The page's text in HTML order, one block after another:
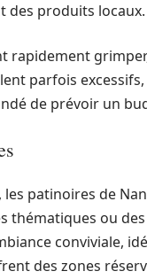
des produits locaux.
rapidement
parfois
de prévoir un
patinoires de
thématiques ou
conviviale,
des zones